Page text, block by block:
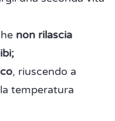
non rilascia
, riuscendo a
temperatura